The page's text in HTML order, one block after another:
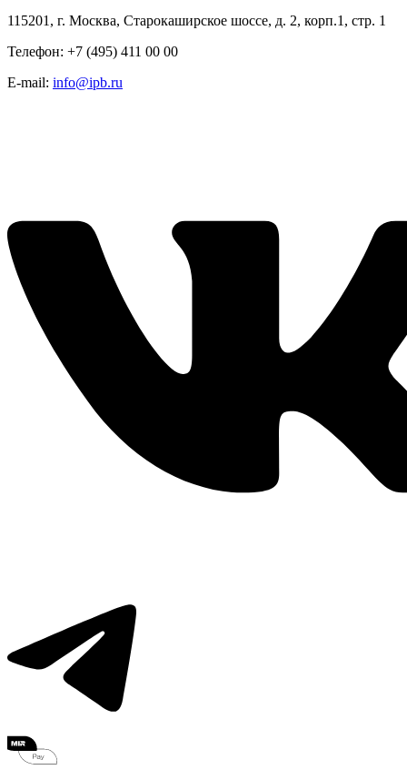
115201, г. Москва, Старокаширское шоссе, д. 2, корп.1, стр. 1
Телефон: +7 (495) 411 00 00
E-mail: info@ipb.ru